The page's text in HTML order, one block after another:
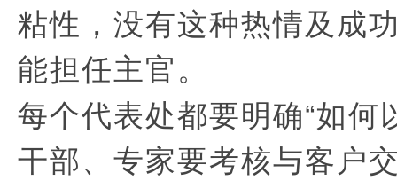
粘性，没有这种热情及成
能担任主官。
每个代表处都要明确“如何
干部、专家要考核与客户